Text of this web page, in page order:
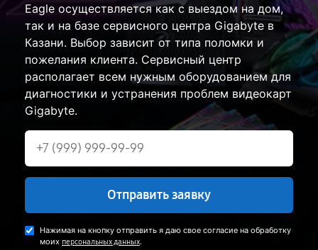
Eagle осуществляется как с выездом на дом,
так и на базе сервисного центра Gigabyte в
Казани. Выбор зависит от типа поломки и
пожелания клиента. Сервисный центр
располагает всем нужным оборудованием для
диагностики и устранения проблем видеокарт
Gigabyte.
Отправить заявку
Нажимая на кнопку отправить я даю свое согласие на обработку
моих персональных данных.